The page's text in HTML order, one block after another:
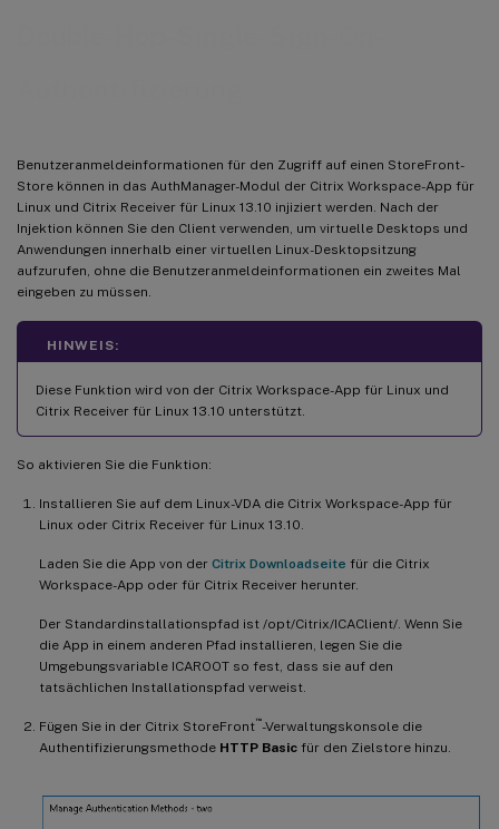
Benutzeranmeldeinformationen für den Zugriff auf einen StoreFront-
Store können in das AuthManager-Modul der Citrix Workspace-App für
Linux und Citrix Receiver für Linux 13.10 injiziert werden. Nach der
Injektion können Sie den Client verwenden, um virtuelle Desktops und
Anwendungen innerhalb einer virtuellen Linux-Desktopsitzung
aufzurufen, ohne die Benutzeranmeldeinformationen ein zweites Mal
eingeben zu müssen.
HINWEIS:
Diese Funktion wird von der Citrix Workspace-App für Linux und
Citrix Receiver für Linux 13.10 unterstützt.
So aktivieren Sie die Funktion:
Installieren Sie auf dem Linux-VDA die Citrix Workspace-App für
Linux oder Citrix Receiver für Linux 13.10.
Laden Sie die App von der Citrix Downloadseite für die Citrix
Workspace-App oder für Citrix Receiver herunter.
Der Standardinstallationspfad ist /opt/Citrix/ICAClient/. Wenn Sie
die App in einem anderen Pfad installieren, legen Sie die
Umgebungsvariable ICAROOT so fest, dass sie auf den
tatsächlichen Installationspfad verweist.
Fügen Sie in der Citrix StoreFront™-Verwaltungskonsole die
Authentifizierungsmethode HTTP Basic für den Zielstore hinzu.